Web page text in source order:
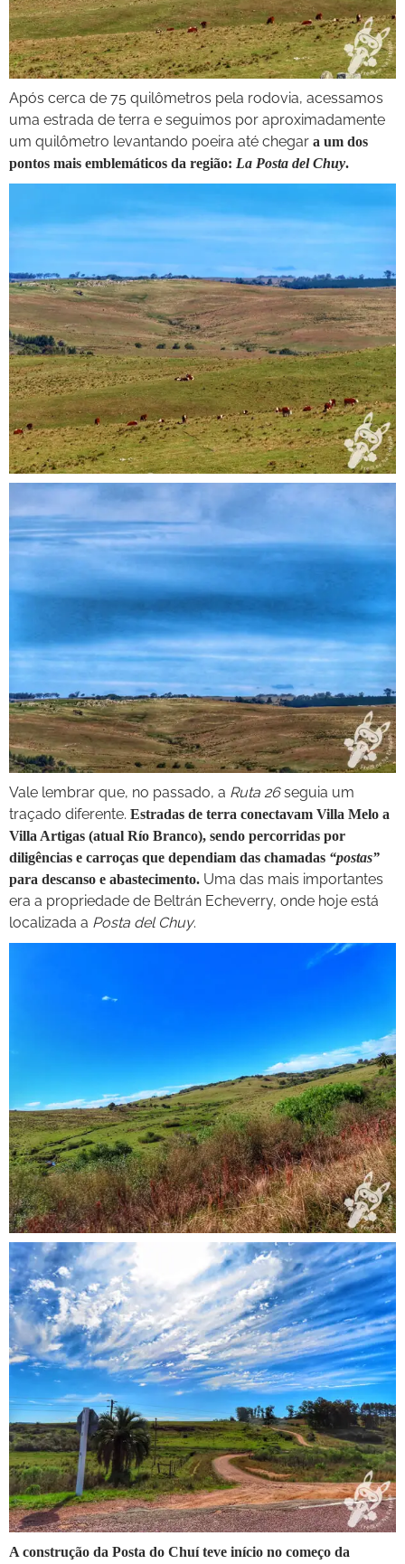
Após cerca de 75 quilômetros pela rodovia, acessamos
uma estrada de terra e seguimos por aproximadamente
um quilômetro levantando poeira até chegar a um dos
pontos mais emblemáticos da região: La Posta del Chuy.
Vale lembrar que, no passado, a Ruta 26seguia um
traçado diferente. Estradas de terra conectavam Villa Melo a
Villa Artigas (atual Río Branco), sendo percorridas por
diligências e carroças que dependiam das chamadas “postas”
para descanso e abastecimento. Uma das mais importantes
era a propriedade de Beltrán Echeverry, onde hoje está
localizada a Posta del Chuy.
A construção da Posta do Chuí teve início no começo da